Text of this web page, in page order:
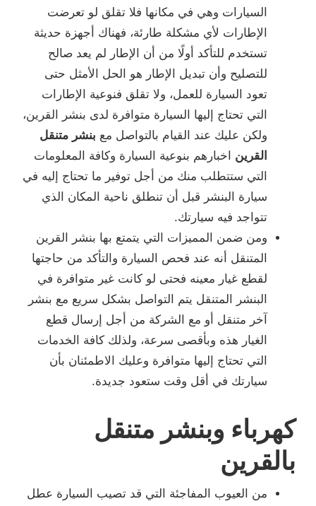
السيارات وهي في مكانها فلا تقلق لو تعرضت
الإطارات لأي مشكلة طارئة، فهناك أجهزة حديثة
تستخدم للتأكد أولًا من أن الإطار لم يعد صالح
للتصليح وأن تبديل الإطار هو الحل الأمثل حتى
تعود السيارة للعمل، ولا تقلق فنوعية الإطارات
التي تحتاج إليها السيارة متوافرة لدى بنشر القرين،
ولكن عليك عند القيام بالتواصل مع بنشر متنقل
القرين اخبارهم بنوعية السيارة وكافة المعلومات
التي ستتطلب منك من أجل توفير ما تحتاج إليه في
سيارة البنشر قبل أن تنطلق ناحية المكان الذي
تتواجد فيه سيارتك.
ومن ضمن المميزات التي يتمتع بها بنشر القرين
المتنقل أنه عند فحص السيارة والتأكد من حاجتها
لقطع غيار معينه فحتى لو كانت غير متوافرة في
البنشر المتنقل يتم التواصل بشكل سريع مع بنشر
آخر متنقل أو مع الشركة من أجل إرسال قطع
الغيار هذه وبأقصى سرعة، ولذلك كافة الخدمات
التي تحتاج إليها متوافرة وعليك الاطمئنان بأن
سيارتك في أقل وقت ستعود جديدة.
كهرباء وبنشر متنقل
بالقرين
من العيوب المفاجئة التي قد تصيب السيارة عطل